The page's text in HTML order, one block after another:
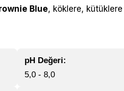
Blue, köklere,
pH Değeri:
5,0 - 8,0